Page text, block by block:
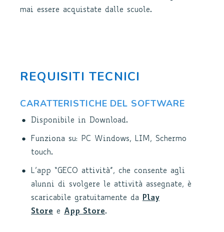
mai essere acquistate dalle scuole.
REQUISITI TECNICI
CARATTERISTICHE DEL SOFTWARE
Disponibile in Download.
Funziona su: PC Windows, LIM, Schermo
touch.
L’app “GECO attività”, che consente agli
alunni di svolgere le attività assegnate, è
scaricabile gratuitamente da Play
Store e App Store.